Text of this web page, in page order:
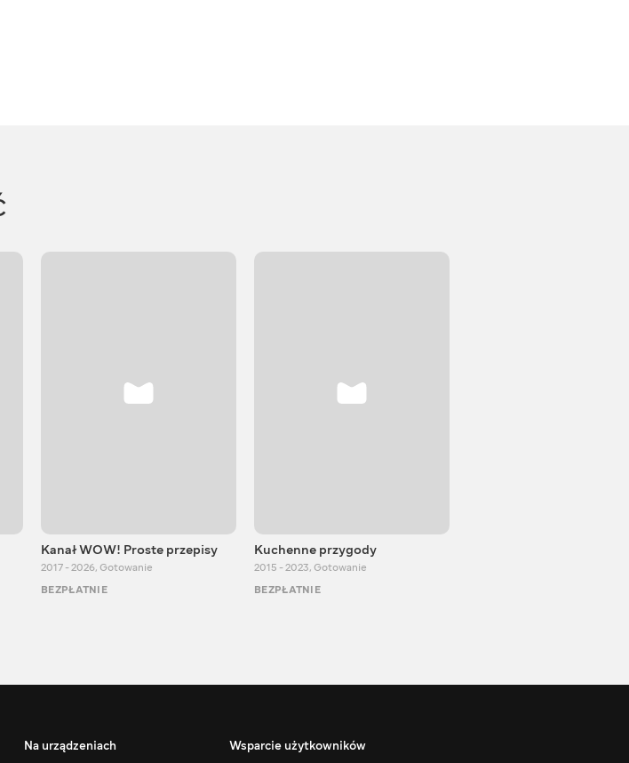
Kanał WOW! Proste przepisy
2017 - 2026, Gotowanie
BEZPŁATNIE
Kuchenne przygody
2015 - 2023, Gotowanie
BEZPŁATNIE
Na urządzeniach Wsparcie użytkowników